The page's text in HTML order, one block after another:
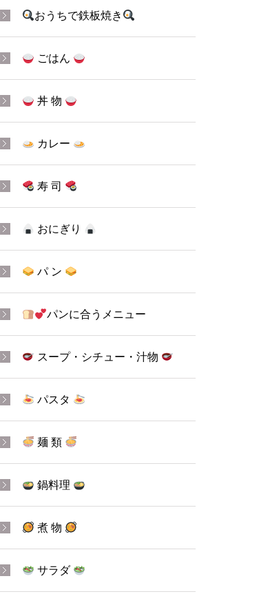
おうちで鉄板焼き
ごはん
丼 物
カレー
寿 司
おにぎり
パ ン
パンに合うメニュー
スープ・シチュー・汁物
パスタ
麺 類
鍋料理
煮 物
サラダ